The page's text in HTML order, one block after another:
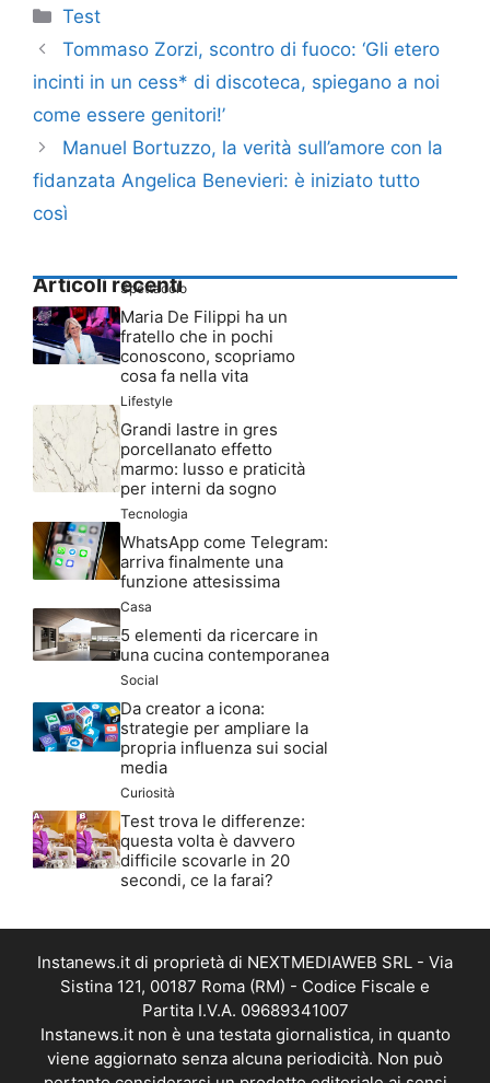
Categorie
Test
Tommaso Zorzi, scontro di fuoco: ‘Gli etero
incinti in un cess* di discoteca, spiegano a noi
come essere genitori!’
Manuel Bortuzzo, la verità sull’amore con la
fidanzata Angelica Benevieri: è iniziato tutto
così
Articoli recenti
Spettacolo
Maria De Filippi ha un
fratello che in pochi
conoscono, scopriamo
cosa fa nella vita
Lifestyle
Grandi lastre in gres
porcellanato effetto
marmo: lusso e praticità
per interni da sogno
Tecnologia
WhatsApp come Telegram:
arriva finalmente una
funzione attesissima
Casa
5 elementi da ricercare in
una cucina contemporanea
Social
Da creator a icona:
strategie per ampliare la
propria influenza sui social
media
Curiosità
Test trova le differenze:
questa volta è davvero
difficile scovarle in 20
secondi, ce la farai?
Instanews.it di proprietà di NEXTMEDIAWEB SRL - Via
Sistina 121, 00187 Roma (RM) - Codice Fiscale e
Partita I.V.A. 09689341007
Instanews.it non è una testata giornalistica, in quanto
viene aggiornato senza alcuna periodicità. Non può